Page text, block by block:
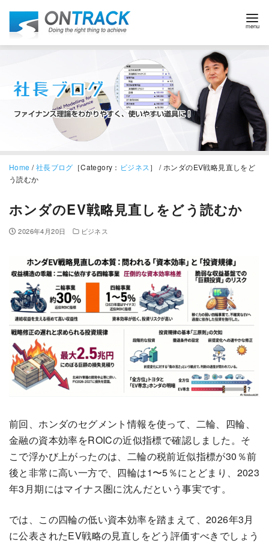
Home /社長ブログ ［Category： ビジネス ］ / ホンダのEV戦略見直しをど
う読むか
ホンダのEV戦略見直しをどう読むか
2026年4月20日 ビジネス
前回、ホンダのセグメント情報を使って、二輪、四輪、
金融の資本効率をROICの近似指標で確認しました。そ
こで浮かび上がったのは、二輪の税前近似指標が30％前
後と非常に高い一方で、四輪は1〜5％にとどまり、2023
年3月期にはマイナス圏に沈んだという事実です。
では、この四輪の低い資本効率を踏まえて、2026年3月
に公表されたEV戦略の見直しをどう評価すべきでしょう